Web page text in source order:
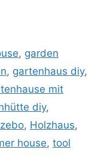
, garden
, gartenhaus diy,
mit
diy,
, Holzhaus,
house, tool